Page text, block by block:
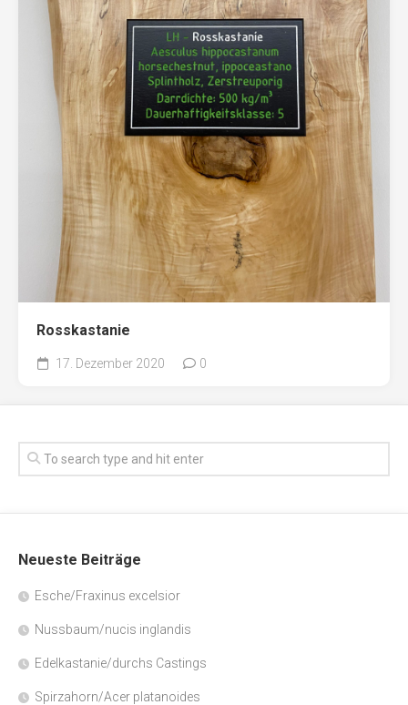
Rosskastanie
17. Dezember 2020 0
Neueste Beiträge
Esche/Fraxinus excelsior
Nussbaum/nucis inglandis
Edelkastanie/durchs Castings
Spirzahorn/Acer platanoides